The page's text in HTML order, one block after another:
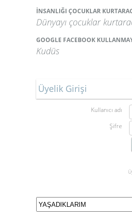
İNSANLIĞI ÇOCUKLAR
Dünyayı çocuklar
GOOGLE FACEBOOK
Kudüs
Üyelik Girişi
Kullanıcı adı
Şifre